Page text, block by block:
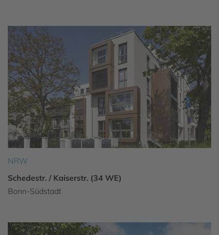
NRW
Schedestr. / Kaiserstr. (34 WE)
Bonn-Südstadt